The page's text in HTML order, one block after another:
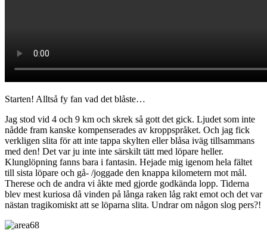
Starten! Alltså fy fan vad det blåste…
Jag stod vid 4 och 9 km och skrek så gott det gick. Ljudet som inte
nådde fram kanske kompenserades av kroppspråket. Och jag fick
verkligen slita för att inte tappa skylten eller blåsa iväg tillsammans
med den! Det var ju inte inte särskilt tätt med löpare heller.
Klunglöpning fanns bara i fantasin. Hejade mig igenom hela fältet
till sista löpare och gå- /joggade den knappa kilometern mot mål.
Therese och de andra vi åkte med gjorde godkända lopp. Tiderna
blev mest kuriosa då vinden på långa raken låg rakt emot och det var
nästan tragikomiskt att se löparna slita. Undrar om någon slog pers?!